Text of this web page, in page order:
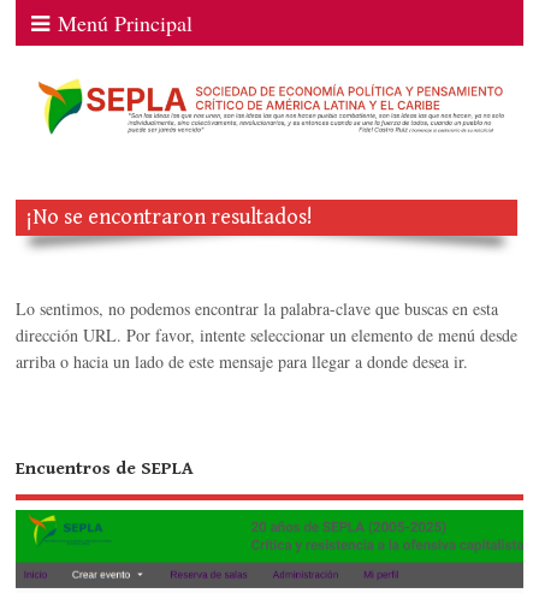
Menú Principal
¡No se encontraron resultados!
Lo sentimos, no podemos encontrar la palabra-clave que buscas en esta
dirección URL. Por favor, intente seleccionar un elemento de menú desde
arriba o hacia un lado de este mensaje para llegar a donde desea ir.
Encuentros de SEPLA